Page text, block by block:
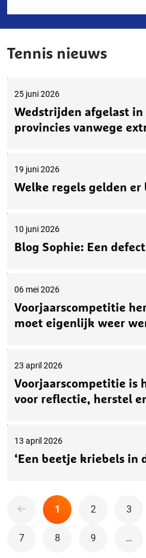
Tennis nieuws
25 juni 2026
Wedstrijden afgelast in
provincies vanwege
19 juni 2026
Welke regels gelden
10 juni 2026
Blog Sophie: Een
06 mei 2026
Voorjaarscompetitie
moet eigenlijk weer
23 april 2026
Voorjaarscompetitie is
voor reflectie, herstel
13 april 2026
‘Een beetje kriebels in
1 2 3
7 8 9 …